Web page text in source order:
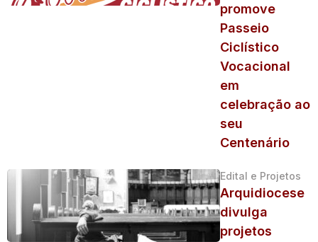
promove
Passeio
Ciclístico
Vocacional
em
celebração ao
seu
Centenário
Edital e Projetos
Arquidiocese
divulga
projetos